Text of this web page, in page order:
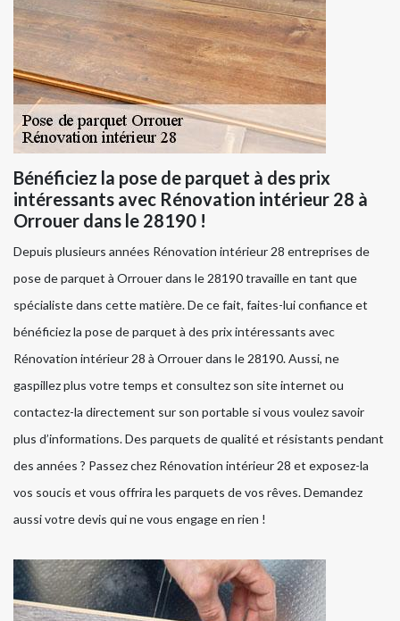
Bénéficiez la pose de parquet à des prix
intéressants avec Rénovation intérieur 28 à
Orrouer dans le 28190 !
Depuis plusieurs années Rénovation intérieur 28 entreprises de
pose de parquet à Orrouer dans le 28190 travaille en tant que
spécialiste dans cette matière. De ce fait, faites-lui confiance et
bénéficiez la pose de parquet à des prix intéressants avec
Rénovation intérieur 28 à Orrouer dans le 28190. Aussi, ne
gaspillez plus votre temps et consultez son site internet ou
contactez-la directement sur son portable si vous voulez savoir
plus d’informations. Des parquets de qualité et résistants pendant
des années ? Passez chez Rénovation intérieur 28 et exposez-la
vos soucis et vous offrira les parquets de vos rêves. Demandez
aussi votre devis qui ne vous engage en rien !